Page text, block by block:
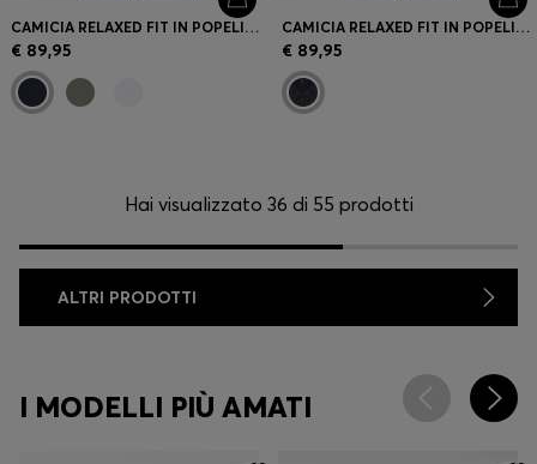
CAMICIA RELAXED FIT IN POPELINE DI COTONE
€ 89,95
CAMICIA RELAXED FIT IN POPELINE DI COTONE CON STAMPA
€ 89,95
Hai visualizzato 36 di 55 prodotti
ALTRI PRODOTTI
I MODELLI PIÙ AMATI